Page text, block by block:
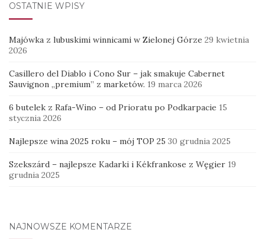
OSTATNIE WPISY
Majówka z lubuskimi winnicami w Zielonej Górze 29 kwietnia
2026
Casillero del Diablo i Cono Sur – jak smakuje Cabernet
Sauvignon „premium” z marketów. 19 marca 2026
6 butelek z Rafa-Wino – od Prioratu po Podkarpacie 15
stycznia 2026
Najlepsze wina 2025 roku – mój TOP 25 30 grudnia 2025
Szekszárd – najlepsze Kadarki i Kékfrankose z Węgier 19
grudnia 2025
NAJNOWSZE KOMENTARZE